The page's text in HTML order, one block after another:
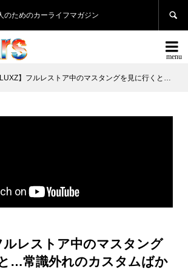
のためのカーライフマガジン 

】フルレストア中のマスタングを見に行くと…常識外れのカスタムばかりで大興奮！？
ルレストア中のマスタング
…常識外れのカスタムばか